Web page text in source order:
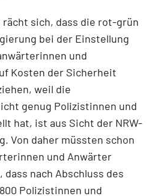
sich, dass die rot-grün
bei der Einstellung
und
Kosten der Sicherheit
weil die
genug Polizistinnen und
hat, ist aus Sicht der NRW-
Von daher müssten schon
und Anwärter
nach Abschluss des
Polizistinnen und